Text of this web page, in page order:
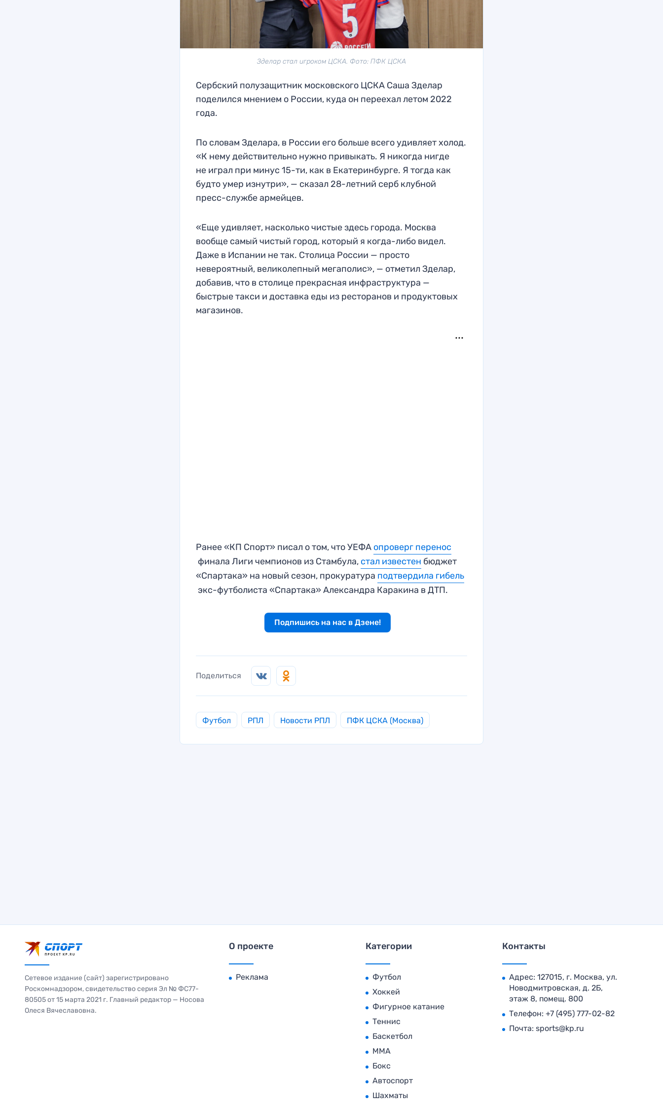
Зделар стал игроком ЦСКА. Фото: ПФК ЦСКА
Сербский полузащитник московского ЦСКА Саша Зделар
поделился мнением о России, куда он переехал летом 2022
года.
По словам Зделара, в России его больше всего удивляет холод.
«К нему действительно нужно привыкать. Я никогда нигде
не играл при минус 15-ти, как в Екатеринбурге. Я тогда как
будто умер изнутри», — сказал 28-летний серб клубной
пресс-службе армейцев.
«Еще удивляет, насколько чистые здесь города. Москва
вообще самый чистый город, который я когда-либо видел.
Даже в Испании не так. Столица России — просто
невероятный, великолепный мегаполис», — отметил Зделар,
добавив, что в столице прекрасная инфраструктура —
быстрые такси и доставка еды из ресторанов и продуктовых
магазинов.
Ранее «КП Спорт» писал о том, что УЕФА опроверг перенос
финала Лиги чемпионов из Стамбула, стал известен бюджет
«Спартака» на новый сезон, прокуратура подтвердила гибель
экс-футболиста «Спартака» Александра Каракина в ДТП.
Подпишись на нас в Дзене!
Поделиться
Футбол РПЛ Новости РПЛ ПФК ЦСКА (Москва)
Сетевое издание (сайт) зарегистрировано
Роскомнадзором, свидетельство серия Эл № ФС77-
80505 от 15 марта 2021 г. Главный редактор — Носова
Олеся Вячеславовна.
О проекте
Реклама
Категории
Футбол
Хоккей
Фигурное катание
Теннис
Баскетбол
MMA
Бокс
Автоспорт
Шахматы
Контакты
Адрес: 127015, г. Москва, ул.
Новодмитровская, д. 2Б,
этаж 8, помещ. 800
Телефон: +7 (495) 777-02-82
Почта: sports@kp.ru